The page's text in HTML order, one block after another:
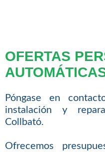
OFERTAS
Póngase en
instalación y
Collbató.
Ofrecemos